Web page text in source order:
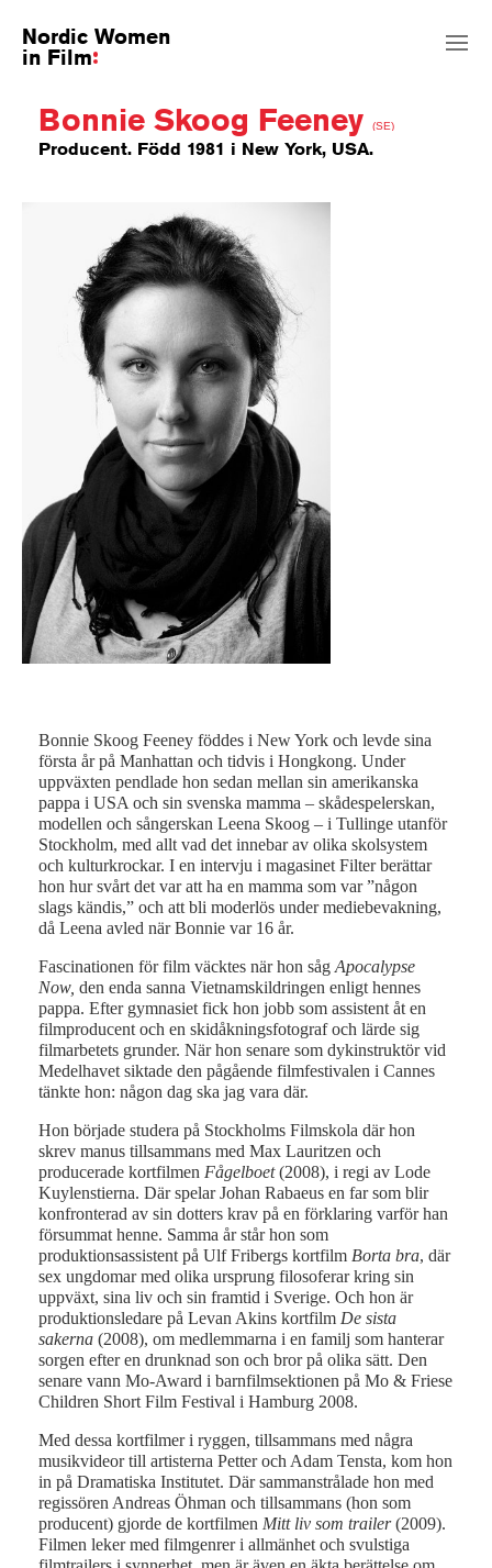
Nordic Women
in Film
Bonnie Skoog Feeney (SE)
Producent. Född 1981 i New York, USA.
Bonnie Skoog Feeney föddes i New York och levde sina
första år på Manhattan och tidvis i Hongkong. Under
uppväxten pendlade hon sedan mellan sin amerikanska
pappa i USA och sin svenska mamma – skådespelerskan,
modellen och sångerskan Leena Skoog – i Tullinge utanför
Stockholm, med allt vad det innebar av olika skolsystem
och kulturkrockar. I en intervju i magasinet Filter berättar
hon hur svårt det var att ha en mamma som var ”någon
slags kändis,” och att bli moderlös under mediebevakning,
då Leena avled när Bonnie var 16 år.
Fascinationen för film väcktes när hon såg Apocalypse
Now, den enda sanna Vietnamskildringen enligt hennes
pappa. Efter gymnasiet fick hon jobb som assistent åt en
filmproducent och en skidåkningsfotograf och lärde sig
filmarbetets grunder. När hon senare som dykinstruktör vid
Medelhavet siktade den pågående filmfestivalen i Cannes
tänkte hon: någon dag ska jag vara där.
Hon började studera på Stockholms Filmskola där hon
skrev manus tillsammans med Max Lauritzen och
producerade kortfilmen Fågelboet(2008), i regi av Lode
Kuylenstierna. Där spelar Johan Rabaeus en far som blir
konfronterad av sin dotters krav på en förklaring varför han
försummat henne. Samma år står hon som
produktionsassistent på Ulf Fribergs kortfilm Borta bra, där
sex ungdomar med olika ursprung filosoferar kring sin
uppväxt, sina liv och sin framtid i Sverige. Och hon är
produktionsledare på Levan Akins kortfilm De sista
sakerna (2008), om medlemmarna i en familj som hanterar
sorgen efter en drunknad son och bror på olika sätt. Den
senare vann Mo-Award i barnfilmsektionen på Mo & Friese
Children Short Film Festival i Hamburg 2008.
Med dessa kortfilmer i ryggen, tillsammans med några
musikvideor till artisterna Petter och Adam Tensta, kom hon
in på Dramatiska Institutet. Där sammanstrålade hon med
regissören Andreas Öhman och tillsammans (hon som
producent) gjorde de kortfilmen Mitt liv som trailer(2009).
Filmen leker med filmgenrer i allmänhet och svulstiga